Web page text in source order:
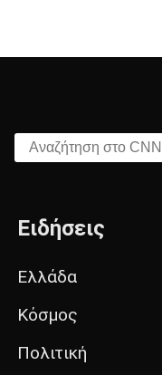
Αναζήτηση στο CNN.gr
Ειδήσεις
Ελλάδα
Κόσμος
Πολιτική